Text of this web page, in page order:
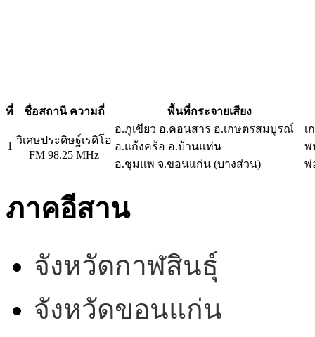
ที่ ชื่อสถานี ความถี่ พื้นที่กระจายเสียง
1 วิเศษประดิษฐ์เรดิโอ
FM 98.25 MHz
อ.ภูเขียว อ.คอนสาร อ.เกษตรสมบูรณ์
อ.แก้งคร้อ อ.บ้านแท่น
อ.ชุมแพ จ.ขอนแก่น (บางส่วน)
เ
พ
พ่
ภาคอีสาน
จังหวัดกาฬสินธุ์
จังหวัดขอนแก่น